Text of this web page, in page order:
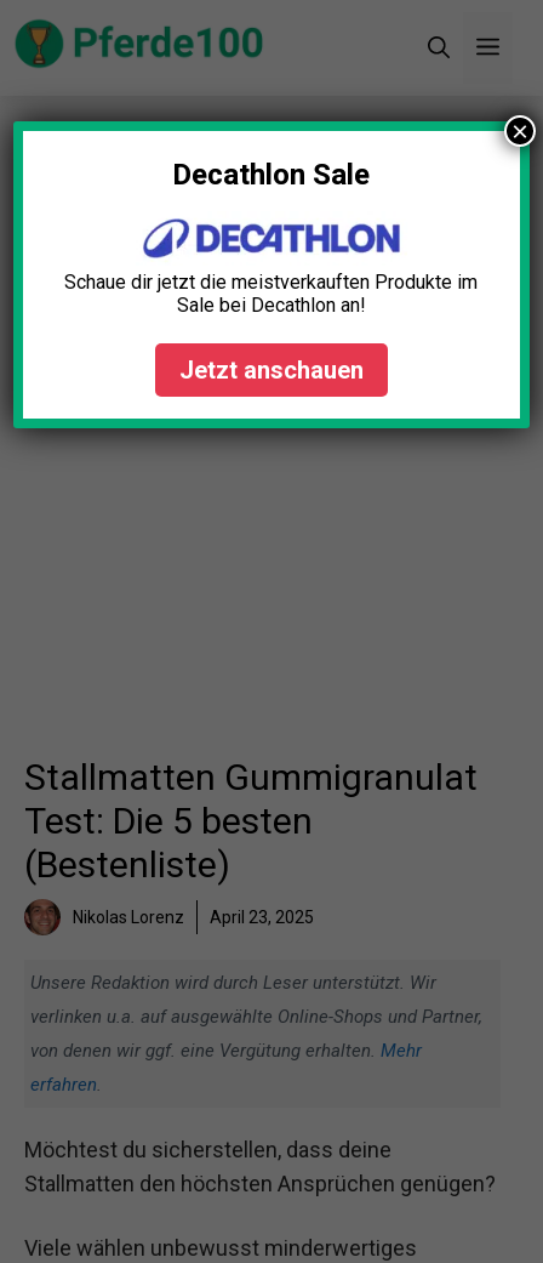
Zum
Inhalt
Startseite»Blog»Stallmatten Gummigranulat
Test: Die 5 besten (Bestenliste)
Stallmatten Gummigranulat
Test: Die 5 besten
(Bestenliste)
Nikolas Lorenz April 23, 2025
Unsere Redaktion wird durch Leser unterstützt. Wir
verlinken u.a. auf ausgewählte Online-Shops und Partner,
von denen wir ggf. eine Vergütung erhalten. Mehr
erfahren.
Möchtest du sicherstellen, dass deine
Stallmatten den höchsten Ansprüchen genügen?
Viele wählen unbewusst minderwertiges
Decathlon Sale
Schaue dir jetzt die meistverkauften Produkte im
Sale bei Decathlon an!
Jetzt anschauen
×